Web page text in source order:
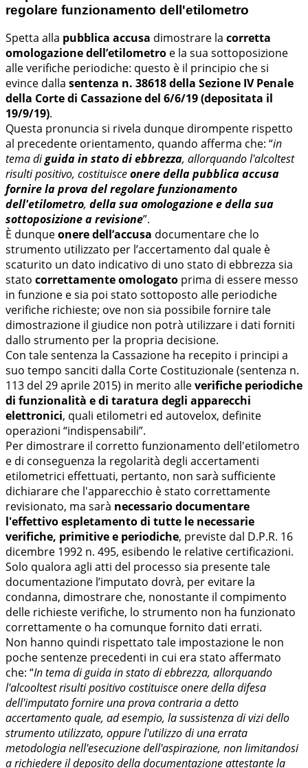
regolare funzionamento dell'etilometro
Spetta alla pubblica accusa dimostrare la corretta
omologazione dell’etilometro e la sua sottoposizione
alle verifiche periodiche: questo è il principio che si
evince dalla sentenza n. 38618 della Sezione IV Penale
della Corte di Cassazione del 6/6/19 (depositata il
19/9/19).
Questa pronuncia si rivela dunque dirompente rispetto
al precedente orientamento, quando afferma che: “in
tema diguida in stato di ebbrezza, allorquando l'alcoltest
risulti positivo, costituisceonere della pubblica accusa
fornire la prova del regolare funzionamento
dell'etilometro, della sua omologazione e della sua
sottoposizione a revisione”.
È dunqueonere dell’accusa documentare che lo
strumento utilizzato per l’accertamento dal quale è
scaturito un dato indicativo di uno stato di ebbrezza sia
stato correttamente omologato prima di essere messo
in funzione e sia poi stato sottoposto alle periodiche
verifiche richieste; ove non sia possibile fornire tale
dimostrazione il giudice non potrà utilizzare i dati forniti
dallo strumento per la propria decisione.
Con tale sentenza la Cassazione ha recepito i principi a
suo tempo sanciti dalla Corte Costituzionale (sentenza n.
113 del 29 aprile 2015) in merito alleverifiche periodiche
di funzionalità e di taratura degli apparecchi
elettronici, quali etilometri ed autovelox, definite
operazioni “indispensabili”.
Per dimostrare il corretto funzionamento dell'etilometro
e di conseguenza la regolarità degli accertamenti
etilometrici effettuati, pertanto, non sarà sufficiente
dichiarare che l'apparecchio è stato correttamente
revisionato, ma sarà necessario documentare
l'effettivo espletamento di tutte le necessarie
verifiche, primitive e periodiche, previste dal D.P.R. 16
dicembre 1992 n. 495, esibendo le relative certificazioni.
Solo qualora agli atti del processo sia presente tale
documentazione l’imputato dovrà, per evitare la
condanna, dimostrare che, nonostante il compimento
delle richieste verifiche, lo strumento non ha funzionato
correttamente o ha comunque fornito dati errati.
Non hanno quindi rispettato tale impostazione le non
poche sentenze precedenti in cui era stato affermato
che: “In tema di guida in stato di ebbrezza, allorquando
l'alcooltest risulti positivo costituisce onere della difesa
dell'imputato fornire una prova contraria a detto
accertamento quale, ad esempio, la sussistenza di vizi dello
strumento utilizzato, oppure l'utilizzo di una errata
metodologia nell'esecuzione dell'aspirazione, non limitandosi
a richiedere il deposito della documentazione attestante la